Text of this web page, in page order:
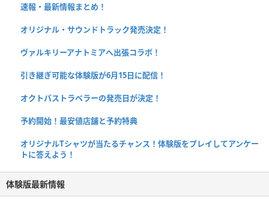
速報・最新情報まとめ！
オリジナル・サウンドトラック発売決定！
ヴァルキリーアナトミアへ出張コラボ！
引き継ぎ可能な体験版が6月15日に配信！
オクトパストラベラーの発売日が決定！
予約開始！最安値店舗と予約特典
オリジナルTシャツが当たるチャンス！体験版をプレイしてアンケー
トに答えよう！
体験版最新情報